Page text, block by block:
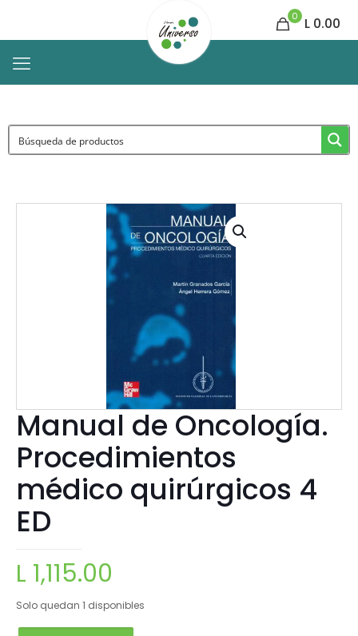
0 L 0.00
Manual de Oncología.
Procedimientos
médico quirúrgicos 4
ED
L 1,115.00
Solo quedan 1 disponibles